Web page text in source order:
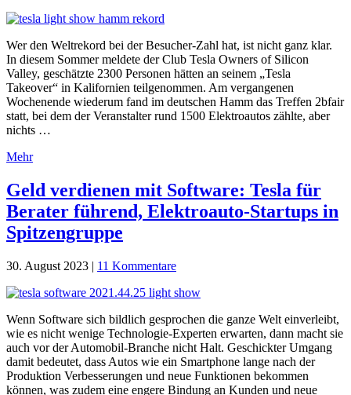
Wer den Weltrekord bei der Besucher-Zahl hat, ist nicht ganz klar.
In diesem Sommer meldete der Club Tesla Owners of Silicon
Valley, geschätzte 2300 Personen hätten an seinem „Tesla
Takeover“ in Kalifornien teilgenommen. Am vergangenen
Wochenende wiederum fand im deutschen Hamm das Treffen 2bfair
statt, bei dem der Veranstalter rund 1500 Elektroautos zählte, aber
nichts …
Mehr
Geld verdienen mit Software: Tesla für
Berater führend, Elektroauto-Startups in
Spitzengruppe
30. August 2023 | 11 Kommentare
Wenn Software sich bildlich gesprochen die ganze Welt einverleibt,
wie es nicht wenige Technologie-Experten erwarten, dann macht sie
auch vor der Automobil-Branche nicht Halt. Geschickter Umgang
damit bedeutet, dass Autos wie ein Smartphone lange nach der
Produktion Verbesserungen und neue Funktionen bekommen
können, was zudem eine engere Bindung an Kunden und neue